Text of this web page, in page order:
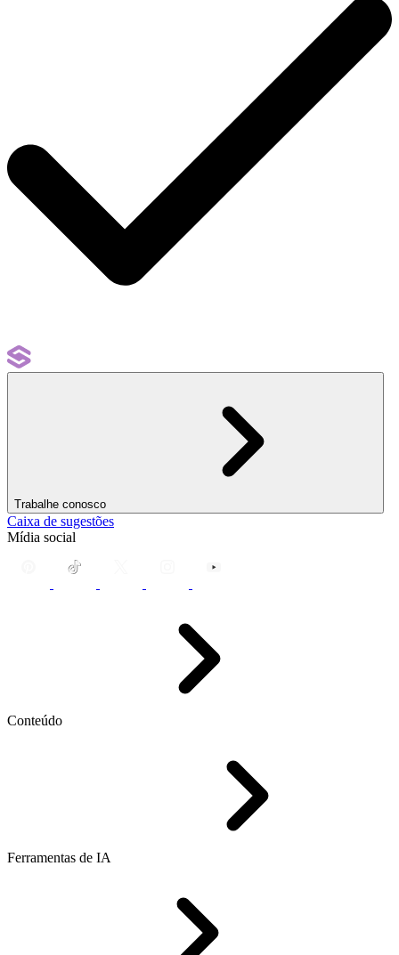
Trabalhe conosco
Caixa de sugestões
Mídia social
Conteúdo
Ferramentas de IA